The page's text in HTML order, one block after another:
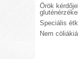
Örök
Speciális
Nem